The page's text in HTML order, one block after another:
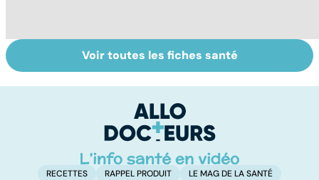
Narcolepsie : des
crises de
Maladie de
Huntington : une
neurologique
incurable
Voir toutes les fiches santé
RECETTES RAPPEL PRODUIT
LE MAG DE LA SANTÉ